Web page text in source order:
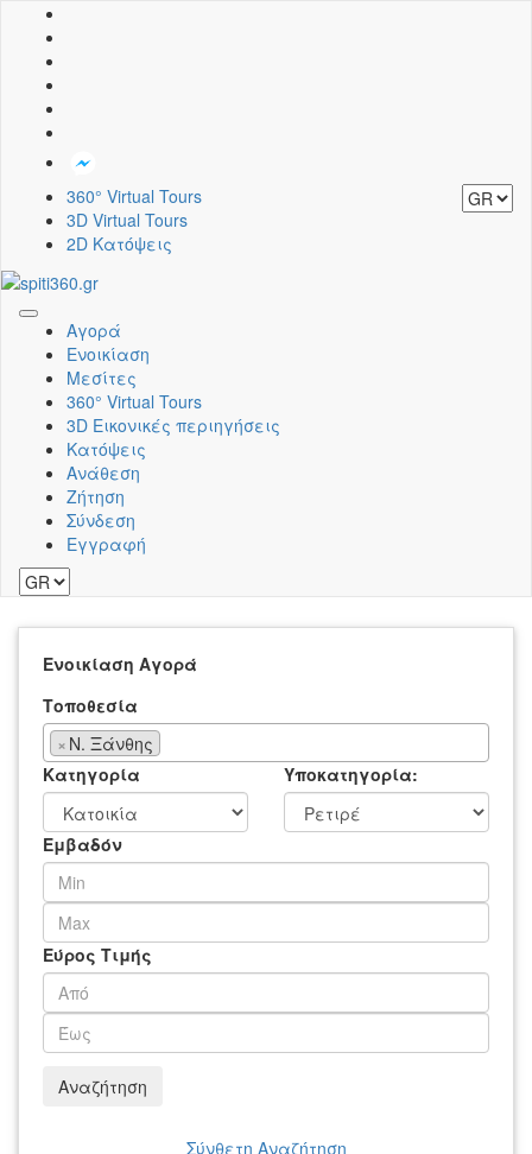
360° Virtual Tours
3D Virtual Tours
2D Κατόψεις
Toggle
navigation
Αγορά
Ενοικίαση
Μεσίτες
360° Virtual Tours
3D Εικονικές περιηγήσεις
Κατόψεις
Ανάθεση
Ζήτηση
Σύνδεση
Εγγραφή
Ενοικίαση Αγορά
Τοποθεσία
× Ν. Ξάνθης
Κατηγορία
Υποκατηγορία:
Εμβαδόν
Εύρος Τιμής
Αναζήτηση
Σύνθετη Αναζήτηση